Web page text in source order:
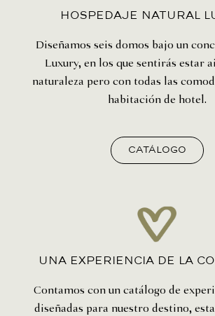
hospedaje natural
Diseñamos seis domos bajo un
Luxury, en los que sentirás estar
naturaleza pero con todas las
habitación de hotel.
Catálogo
una experiencia de la
Contamos con un catálogo de
diseñadas para nuestro destino,